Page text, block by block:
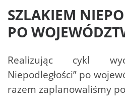
SZLAKIEM
PO
Realizując cykl
Niepodległości” po
razem zaplanowaliśmy